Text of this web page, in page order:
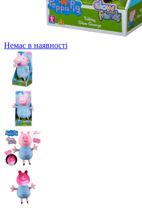
Немає в наявності